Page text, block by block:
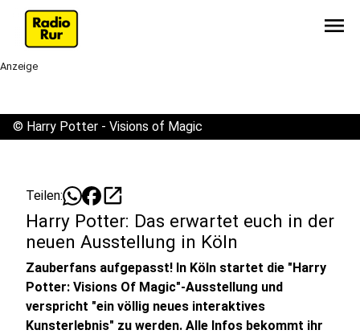
menu
Anzeige
© Harry Potter - Visions of Magic
Teilen: open_in_new
Harry Potter: Das erwartet euch in der
neuen Ausstellung in Köln
Zauberfans aufgepasst! In Köln startet die "Harry
Potter: Visions Of Magic"-Ausstellung und
verspricht "ein völlig neues interaktives
Kunsterlebnis" zu werden. Alle Infos bekommt ihr